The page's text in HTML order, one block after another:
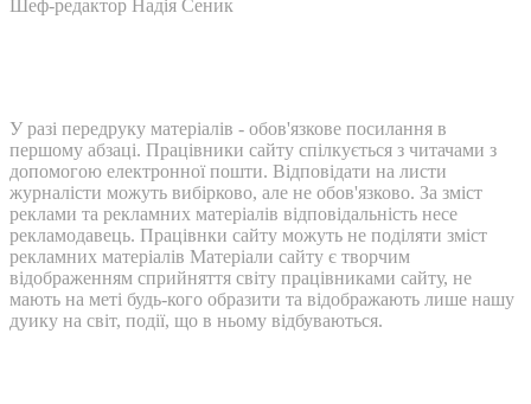
Шеф-редактор Надія Сеник
У разі передруку матеріалів - обов'язкове посилання в
першому абзаці. Працівники сайту спілкується з читачами з
допомогою електронної пошти. Відповідати на листи
журналісти можуть вибірково, але не обов'язково. За зміст
реклами та рекламних матеріалів відповідальність несе
рекламодавець. Працівнки сайту можуть не поділяти зміст
рекламних матеріалів Матеріали сайту є творчим
відображенням сприйняття світу працівниками сайту, не
мають на меті будь-кого образити та відображають лише нашу
дуику на світ, події, що в ньому відбуваються.